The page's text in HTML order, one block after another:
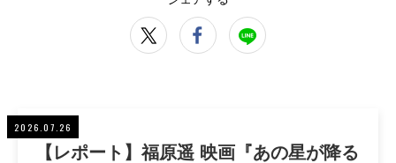
2026.07.26
【レポート】福原遥 映画『あの星が降る